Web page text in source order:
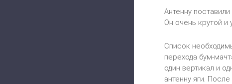
Антенну
Он очень крутой и
Список
перехода бум-
один вертикал и
антенну яги.